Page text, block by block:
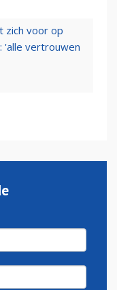
zich voor op
'alle vertrouwen